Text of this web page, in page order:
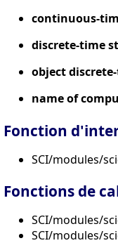
continuous-
discrete-time
object
name of
Fonction
SCI/modules/
Fonctions de
SCI/modules/
SCI/modules/